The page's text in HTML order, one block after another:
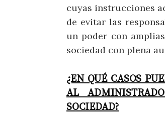
cuyas instrucciones
de evitar las
un poder con
sociedad con plena
¿EN QUÉ CASOS
AL
SOCIEDAD?